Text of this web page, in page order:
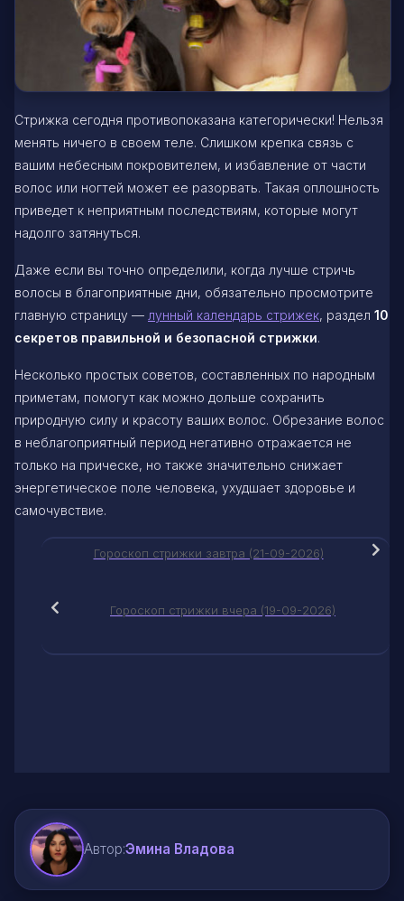
Стрижка сегодня противопоказана категорически! Нельзя
менять ничего в своем теле. Слишком крепка связь с
вашим небесным покровителем, и избавление от части
волос или ногтей может ее разорвать. Такая оплошность
приведет к неприятным последствиям, которые могут
надолго затянуться.
Даже если вы точно определили, когда лучше стричь
волосы в благоприятные дни, обязательно просмотрите
главную страницу — лунный календарь стрижек, раздел 10
секретов правильной и безопасной стрижки.
Несколько простых советов, составленных по народным
приметам, помогут как можно дольше сохранить
природную силу и красоту ваших волос. Обрезание волос
в неблагоприятный период негативно отражается не
только на прическе, но также значительно снижает
энергетическое поле человека, ухудшает здоровье и
самочувствие.
Гороскоп стрижки завтра (21-09-2026)
Гороскоп стрижки вчера (19-09-2026)
Автор:Эмина Владова